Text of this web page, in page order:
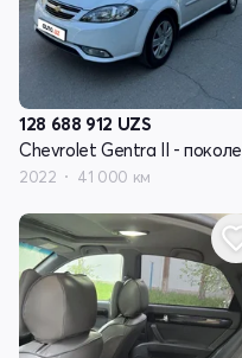
128 688 912 UZS
2022 41 000 км